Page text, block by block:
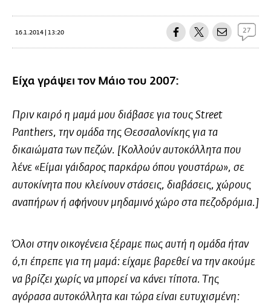
16.1.2014 | 13:20 27
Είχα γράψει τον Μάιο του 2007:
Πριν καιρό η μαμά μου διάβασε για τους Street
Panthers, την ομάδα της Θεσσαλονίκης για τα
δικαιώματα των πεζών. [Κολλούν αυτοκόλλητα που
λένε «Είμαι γάιδαρος παρκάρω όπου γουστάρω», σε
αυτοκίνητα που κλείνουν στάσεις, διαβάσεις, χώρους
αναπήρων ή αφήνουν μηδαμινό χώρο στα πεζοδρόμια.]
Όλοι στην οικογένεια ξέραμε πως αυτή η ομάδα ήταν
ό,τι έπρεπε για τη μαμά: είχαμε βαρεθεί να την ακούμε
να βρίζει χωρίς να μπορεί να κάνει τίποτα. Της
αγόρασα αυτοκόλλητα και τώρα είναι ευτυχισμένη: